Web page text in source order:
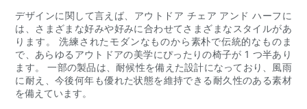
デザインに関して言えば、アウトドア チェア アンド ハーフに
は、さまざまな好みや好みに合わせてさまざまなスタイルがあ
ります。 洗練されたモダンなものから素朴で伝統的なものま
で、あらゆるアウトドアの美学にぴったりの椅子が 1 つ半あり
ます。 一部の製品は、耐候性を備えた設計になっており、風雨
に耐え、今後何年も優れた状態を維持できる耐久性のある素材
を備えています。